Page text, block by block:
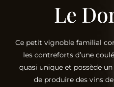
Le
Ce petit vignoble familial
les contreforts d’une
quasi unique et possède
de produire des vins